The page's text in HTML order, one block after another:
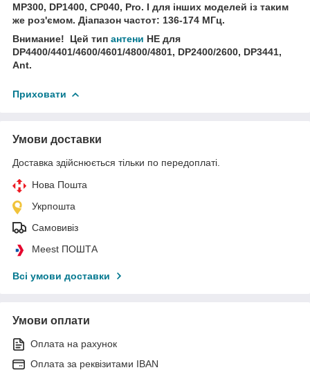
MP300, DP1400, CP040, Pro. І для інших моделей із таким
же роз'ємом. Діапазон частот: 136-174 МГц.
Внимание! Цей тип антени НЕ для
DP4400/4401/4600/4601/4800/4801, DP2400/2600, DP3441,
Ant.
Приховати
Умови доставки
Доставка здійснюється тільки по передоплаті.
Нова Пошта
Укрпошта
Самовивіз
Meest ПОШТА
Всі умови доставки
Умови оплати
Оплата на рахунок
Оплата за реквізитами IBAN